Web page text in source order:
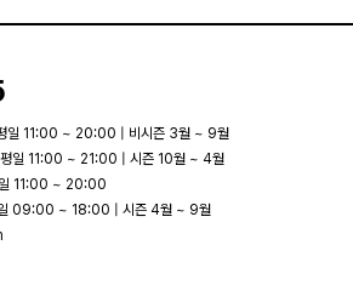
일 11:00 ~ 20:00 | 비시즌 3월 ~ 9월
평일 11:00 ~ 21:00 | 시즌 10월 ~ 4월
11:00 ~ 20:00
09:00 ~ 18:00 | 시즌 4월 ~ 9월